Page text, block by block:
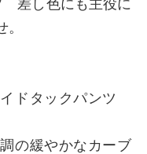
差し色にも主役に
ドタックパンツ
の緩やかなカーブ